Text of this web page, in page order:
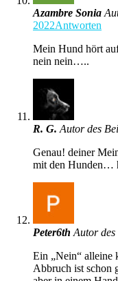
Azambre Sonia
2022Antworten
Mein Hund hört
nein nein…..
R. G. Autor des
Genau! deiner
mit den Hunden…
Peter6th Autor
Ein „Nein“ alleine
Abbruch ist schon